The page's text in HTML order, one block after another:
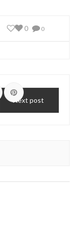
0
0
Next post